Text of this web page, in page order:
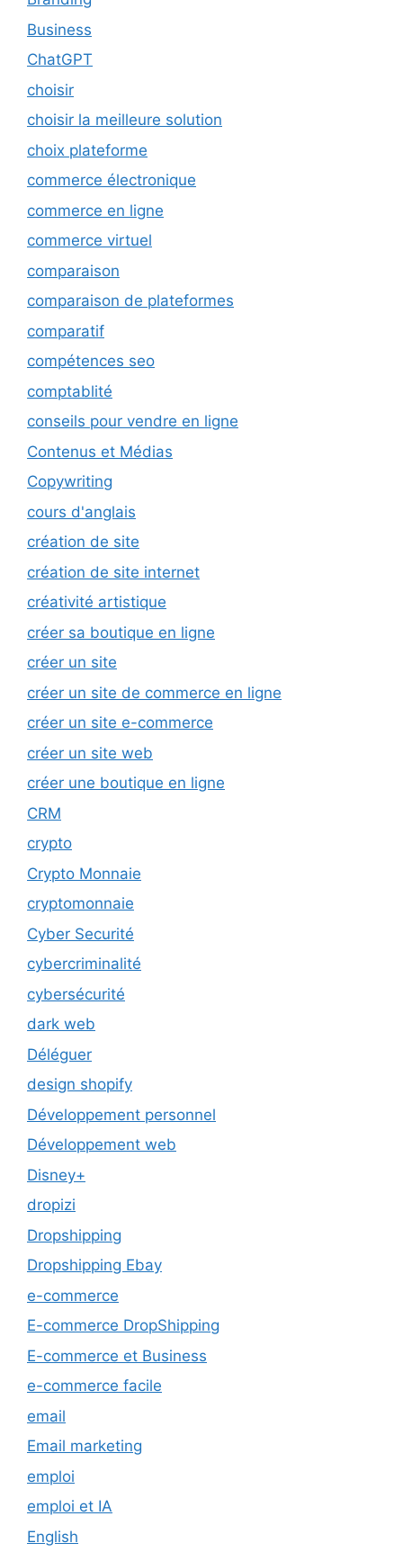
Business
ChatGPT
choisir
choisir la meilleure solution
choix plateforme
commerce électronique
commerce en ligne
commerce virtuel
comparaison
comparaison de plateformes
comparatif
compétences seo
comptablité
conseils pour vendre en ligne
Contenus et Médias
Copywriting
cours d'anglais
création de site
création de site internet
créativité artistique
créer sa boutique en ligne
créer un site
créer un site de commerce en ligne
créer un site e-commerce
créer un site web
créer une boutique en ligne
CRM
crypto
Crypto Monnaie
cryptomonnaie
Cyber Securité
cybercriminalité
cybersécurité
dark web
Déléguer
design shopify
Développement personnel
Développement web
Disney+
dropizi
Dropshipping
Dropshipping Ebay
e-commerce
E-commerce DropShipping
E-commerce et Business
e-commerce facile
email
Email marketing
emploi
emploi et IA
English